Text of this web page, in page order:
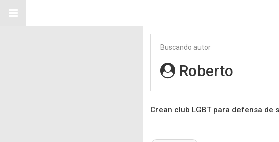
Buscando autor
Roberto
Crean club LGBT para defensa de